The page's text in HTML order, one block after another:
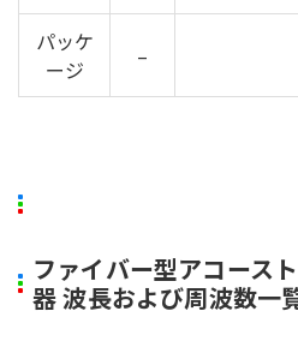
パッケ
ージ
–
ファイバー型アコース
器 波長および周波数一